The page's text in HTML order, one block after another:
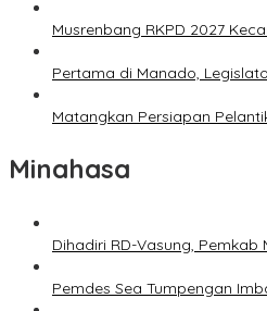
Musrenbang RKPD 2027
Pertama di Manado,
Matangkan Persiapan
Minahasa
Dihadiri RD-Vasung, Pemkab
Pemdes Sea Tumpengan